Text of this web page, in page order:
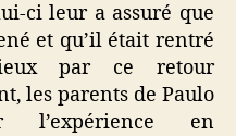
ci leur a assuré que
et qu’il était rentré
par ce retour
les parents de Paulo
l’expérience en